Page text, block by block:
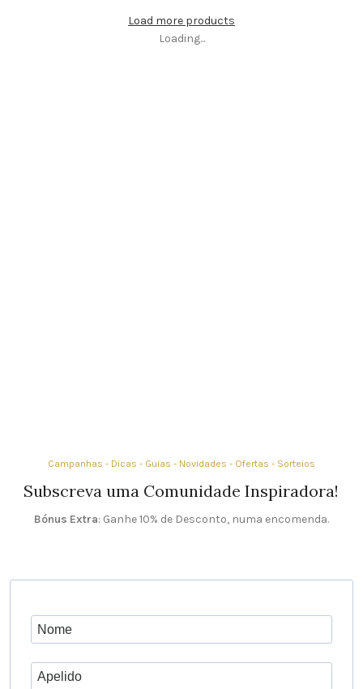
Load more products
Loading...
Campanhas - Dicas - Guias - Novidades - Ofertas - Sorteios
Subscreva uma Comunidade Inspiradora!
Bónus Extra: Ganhe 10% de Desconto, numa encomenda.